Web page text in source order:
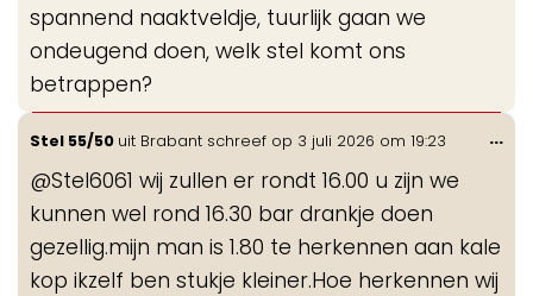
spannend naaktveldje, tuurlijk gaan we
ondeugend doen, welk stel komt ons
betrappen?
Stel 55/50 uit Brabant schreef op 3 juli 2026 om 19:23
@Stel6061 wij zullen er rondt 16.00 u zijn we
kunnen wel rond 16.30 bar drankje doen
gezellig.mijn man is 1.80 te herkennen aan kale
kop ikzelf ben stukje kleiner.Hoe herkennen wij
...